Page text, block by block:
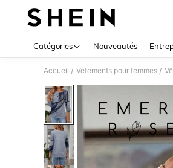
Catégories Nouveautés
Accueil / Vêtements pour femmes /